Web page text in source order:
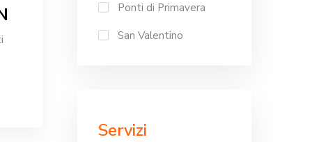
Ponti di Primavera
San Valentino
Servizi